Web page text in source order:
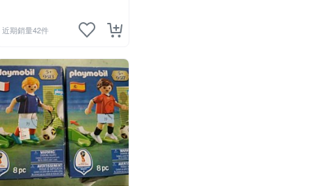
近期銷量42件